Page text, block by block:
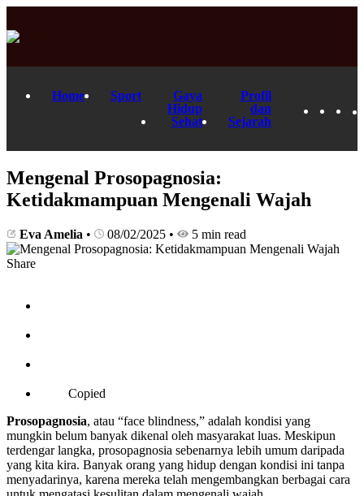
Home Sport
Gaya
Hidup
Sehat
Profil
dan
Sejarah
Mengenal Prosopagnosia:
Ketidakmampuan Mengenali Wajah
Eva Amelia • 08/02/2025 • 5 min read
Share
Copied
Prosopagnosia, atau “face blindness,” adalah kondisi yang
mungkin belum banyak dikenal oleh masyarakat luas. Meskipun
terdengar langka, prosopagnosia sebenarnya lebih umum daripada
yang kita kira. Banyak orang yang hidup dengan kondisi ini tanpa
menyadarinya, karena mereka telah mengembangkan berbagai cara